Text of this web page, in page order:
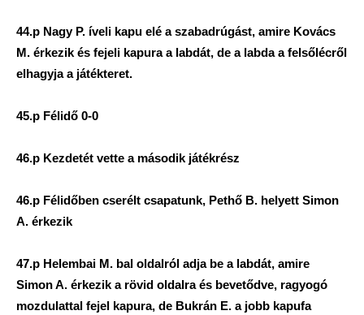
44.p Nagy P. íveli kapu elé a szabadrúgást, amire Kovács
M. érkezik és fejeli kapura a labdát, de a labda a felsőlécről
elhagyja a játékteret.
45.p Félidő 0-0
46.p Kezdetét vette a második játékrész
46.p Félidőben cserélt csapatunk, Pethő B. helyett Simon
A. érkezik
47.p Helembai M. bal oldalról adja be a labdát, amire
Simon A. érkezik a rövid oldalra és bevetődve, ragyogó
mozdulattal fejel kapura, de Bukrán E. a jobb kapufa